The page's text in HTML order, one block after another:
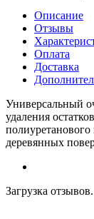
Описание
Отзывы
Оплата
Доставка
Универсальный
удаления
полиуретанового
деревянных
Загрузка